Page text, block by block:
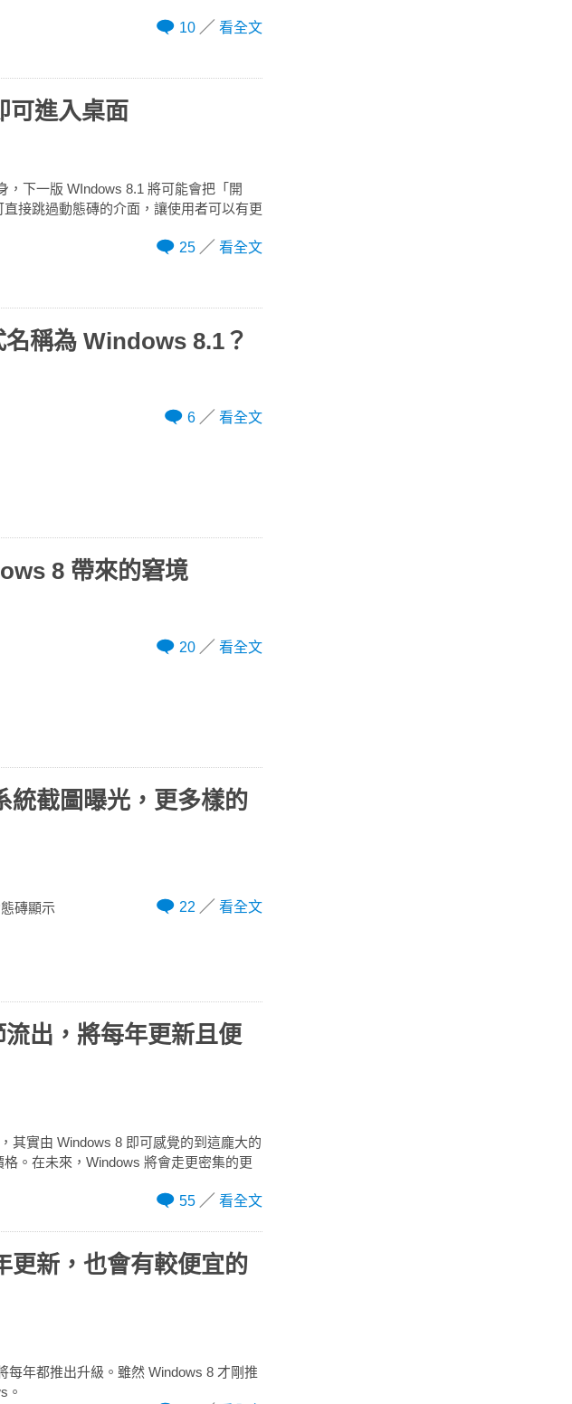
10
看全文
可進入桌面
下一版 WIndows 8.1 將可能會把「開
接跳過動態磚的介面，讓使用者可以有更
25
看全文
稱為 Windows 8.1？
6 看全文
8 帶來的窘境
20 看全文
截圖曝光，更多樣的
磚顯示 22 看全文
出，將每年更新且便
其實由 Windows 8 即可感覺的到這龐大的
。在未來，Windows 將會走更密集的更
55
看全文
新，也會有較便宜的
每年都推出升級。雖然 Windows 8 才剛推
。